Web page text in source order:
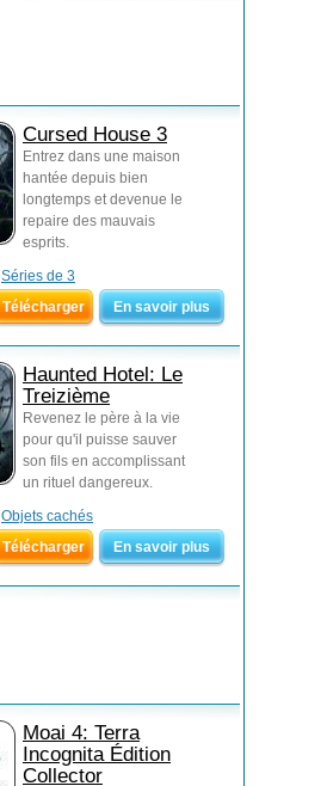
Cursed House 3
Entrez dans une maison
hantée depuis bien
longtemps et devenue le
repaire des mauvais
esprits.
Séries de 3
Télécharger
En savoir plus
Haunted Hotel: Le
Treizième
Revenez le père à la vie
pour qu'il puisse sauver
son fils en accomplissant
un rituel dangereux.
Objets cachés
Télécharger
En savoir plus
Moai 4: Terra
Incognita Édition
Collector